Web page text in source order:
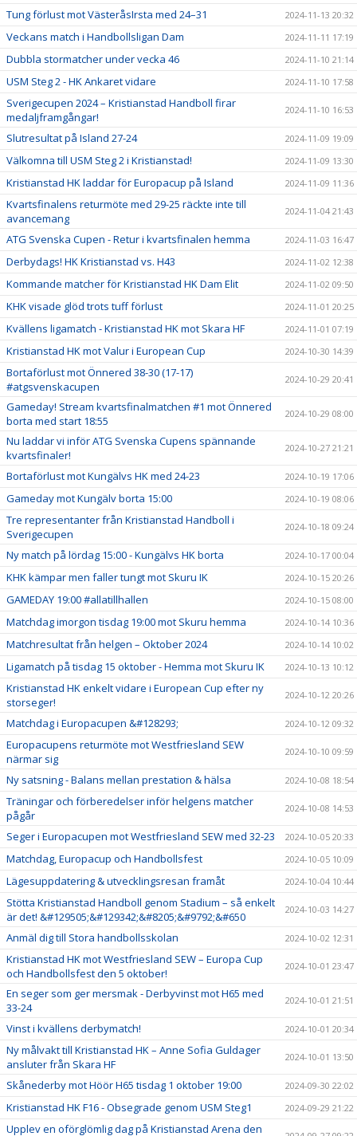
Tung förlust mot VästeråsIrsta med 24–31 2024-11-13 20:32
Veckans match i Handbollsligan Dam 2024-11-11 17:19
Dubbla stormatcher under vecka 46 2024-11-10 21:14
USM Steg 2 - HK Ankaret vidare 2024-11-10 17:58
Sverigecupen 2024 – Kristianstad Handboll firar
medaljframgångar!
2024-11-10 16:53
Slutresultat på Island 27-24 2024-11-09 19:09
Välkomna till USM Steg 2 i Kristianstad! 2024-11-09 13:30
Kristianstad HK laddar för Europacup på Island 2024-11-09 11:36
Kvartsfinalens returmöte med 29-25 räckte inte till
avancemang
2024-11-04 21:43
ATG Svenska Cupen - Retur i kvartsfinalen hemma 2024-11-03 16:47
Derbydags! HK Kristianstad vs. H43 2024-11-02 12:38
Kommande matcher för Kristianstad HK Dam Elit 2024-11-02 09:50
KHK visade glöd trots tuff förlust 2024-11-01 20:25
Kvällens ligamatch - Kristianstad HK mot Skara HF 2024-11-01 07:19
Kristianstad HK mot Valur i European Cup 2024-10-30 14:39
Bortaförlust mot Önnered 38-30 (17-17)
#atgsvenskacupen
2024-10-29 20:41
Gameday! Stream kvartsfinalmatchen #1 mot Önnered
borta med start 18:55
2024-10-29 08:00
Nu laddar vi inför ATG Svenska Cupens spännande
kvartsfinaler!
2024-10-27 21:21
Bortaförlust mot Kungälvs HK med 24-23 2024-10-19 17:06
Gameday mot Kungälv borta 15:00 2024-10-19 08:06
Tre representanter från Kristianstad Handboll i
Sverigecupen
2024-10-18 09:24
Ny match på lördag 15:00 - Kungälvs HK borta 2024-10-17 00:04
KHK kämpar men faller tungt mot Skuru IK 2024-10-15 20:26
GAMEDAY 19:00 #allatillhallen 2024-10-15 08:00
Matchdag imorgon tisdag 19:00 mot Skuru hemma 2024-10-14 10:36
Matchresultat från helgen – Oktober 2024 2024-10-14 10:02
Ligamatch på tisdag 15 oktober - Hemma mot Skuru IK 2024-10-13 10:12
Kristianstad HK enkelt vidare i European Cup efter ny
storseger!
2024-10-12 20:26
Matchdag i Europacupen &#128293; 2024-10-12 09:32
Europacupens returmöte mot Westfriesland SEW
närmar sig
2024-10-10 09:59
Ny satsning - Balans mellan prestation & hälsa 2024-10-08 18:54
Träningar och förberedelser inför helgens matcher
pågår
2024-10-08 14:53
Seger i Europacupen mot Westfriesland SEW med 32-23 2024-10-05 20:33
Matchdag, Europacup och Handbollsfest 2024-10-05 10:09
Lägesuppdatering & utvecklingsresan framåt 2024-10-04 10:44
Stötta Kristianstad Handboll genom Stadium – så enkelt
är det! &#129505;&#129342;&#8205;&#9792;&#650
2024-10-03 14:27
Anmäl dig till Stora handbollsskolan 2024-10-02 12:31
Kristianstad HK mot Westfriesland SEW – Europa Cup
och Handbollsfest den 5 oktober!
2024-10-01 23:47
En seger som ger mersmak - Derbyvinst mot H65 med
33-24
2024-10-01 21:51
Vinst i kvällens derbymatch! 2024-10-01 20:34
Ny målvakt till Kristianstad HK – Anne Sofia Guldager
ansluter från Skara HF
2024-10-01 13:50
Skånederby mot Höör H65 tisdag 1 oktober 19:00 2024-09-30 22:02
Kristianstad HK F16 - Obsegrade genom USM Steg1 2024-09-29 21:22
Upplev en oförglömlig dag på Kristianstad Arena den